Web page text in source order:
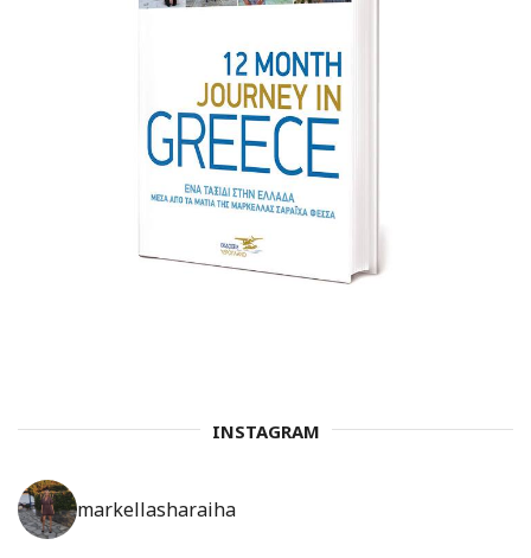
INSTAGRAM
markellasharaiha